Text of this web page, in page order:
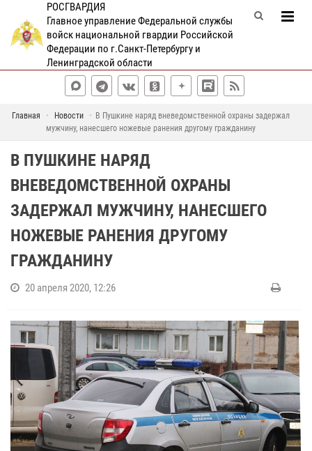
РОСГВАРДИЯ
Главное управление Федеральной службы
войск национальной гвардии Российской
Федерации по г.Санкт-Петербургу и
Ленинградской области
Главная Новости
В Пушкине наряд вневедомственной охраны задержал
мужчину, нанесшего ножевые ранения другому гражданину
В ПУШКИНЕ НАРЯД
ВНЕВЕДОМСТВЕННОЙ ОХРАНЫ
ЗАДЕРЖАЛ МУЖЧИНУ, НАНЕСШЕГО
НОЖЕВЫЕ РАНЕНИЯ ДРУГОМУ
ГРАЖДАНИНУ
20 апреля 2020, 12:26